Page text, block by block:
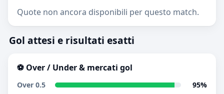
Quote non ancora disponibili per questo match.
Gol attesi e risultati esatti
⚽ Over / Under & mercati gol
Over 0.5
95%